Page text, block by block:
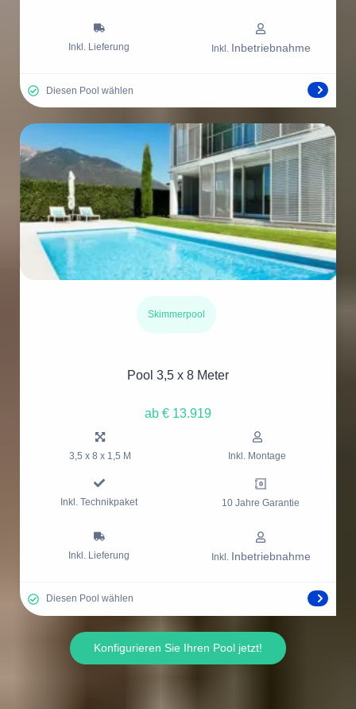
Inkl. Lieferung Inkl. Inbetriebnahme
Diesen Pool wählen
Skimmerpool
Pool 3,5 x 8 Meter
ab € 13.919
3,5 x 8 x 1,5 M Inkl. Montage
Inkl. Technikpaket
Inkl. Lieferung
10 Jahre Garantie
Inkl. Inbetriebnahme
Diesen Pool wählen
Konfigurieren Sie Ihren Pool jetzt!